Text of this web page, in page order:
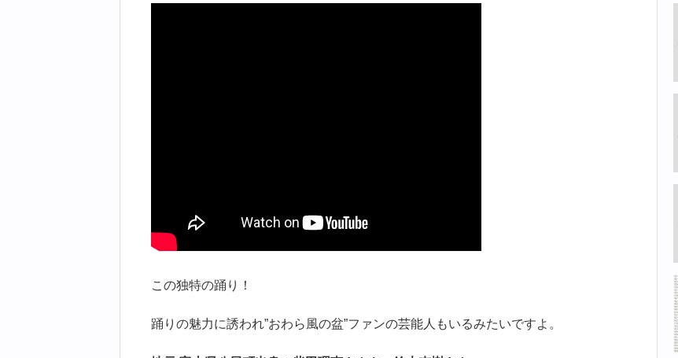
この独特の踊り！
踊りの魅力に誘われ”おわら風の盆”ファンの芸能人もいるみたいですよ。